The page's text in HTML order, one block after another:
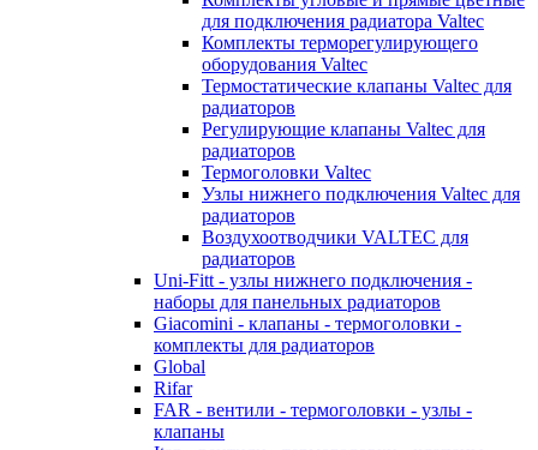
для подключения радиатора Valtec
Комплекты терморегулирующего
оборудования Valtec
Термостатические клапаны Valtec для
радиаторов
Регулирующие клапаны Valtec для
радиаторов
Термоголовки Valtec
Узлы нижнего подключения Valtec для
радиаторов
Воздухоотводчики VALTEC для
радиаторов
Uni-Fitt - узлы нижнего подключения -
наборы для панельных радиаторов
Giacomini - клапаны - термоголовки -
комплекты для радиаторов
Global
Rifar
FAR - вентили - термоголовки - узлы -
клапаны